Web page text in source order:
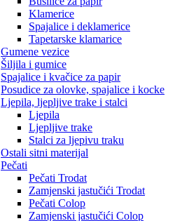
Klamerice
Spajalice i deklamerice
Tapetarske klamarice
Gumene vezice
Šiljila i gumice
Spajalice i kvačice za papir
Posudice za olovke, spajalice i kocke
Ljepila, ljepljive trake i stalci
Ljepila
Ljepljive trake
Stalci za ljepivu traku
Ostali sitni materijal
Pečati
Pečati Trodat
Zamjenski jastučići Trodat
Pečati Colop
Zamjenski jastučići Colop